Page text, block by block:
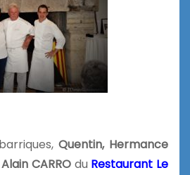
Quentin, Hermance
CARRO du Restaurant Le